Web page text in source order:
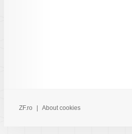
ZF.ro | About cookies